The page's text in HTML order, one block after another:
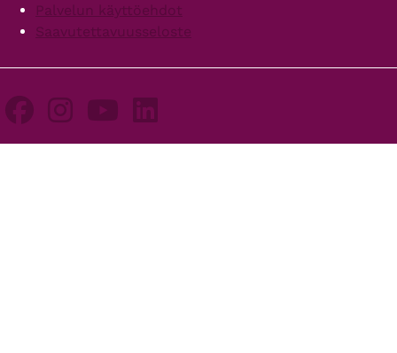
Palvelun käyttöehdot
Saavutettavuusseloste